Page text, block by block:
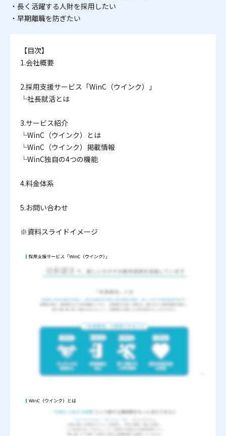
・長く活躍する人財を採用したい
・早期離職を防ぎたい
【目次】
1.会社概要
2.採用支援サービス「WinC（ウインク）」
└社長就活とは
3.サービス紹介
└WinC（ウインク）とは
└WinC（ウインク）掲載情報
└WinC独自の4つの機能
4.料金体系
5.お問い合わせ
※資料スライドイメージ